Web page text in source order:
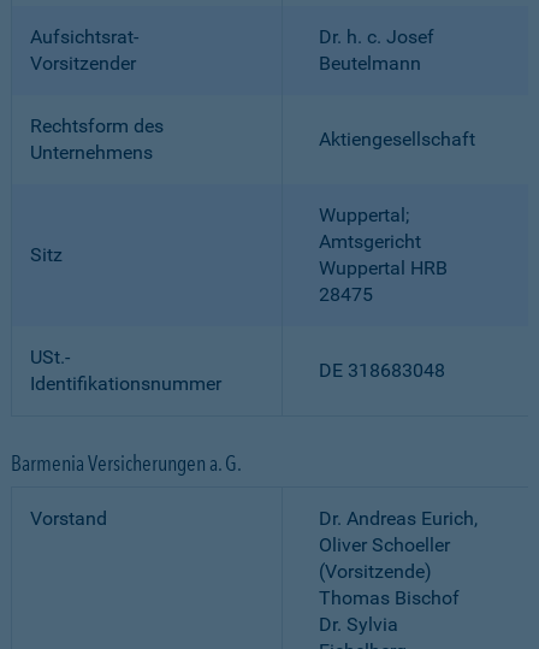
Aufsichtsrat-
Vorsitzender
Dr. h. c. Josef
Beutelmann
Rechtsform des
Unternehmens
Aktiengesellschaft
Sitz
Wuppertal;
Amtsgericht
Wuppertal HRB
28475
USt.-
Identifikationsnummer
DE 318683048
Barmenia Versicherungen a. G.
Vorstand
Dr. Andreas Eurich,
Oliver Schoeller
(Vorsitzende)
Thomas Bischof
Dr. Sylvia